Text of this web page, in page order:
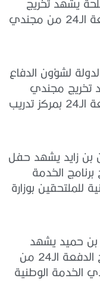
يشهد تخريج
الدفعة الـ24 من مجندي
لشؤون الدفاع
تخريج مجندي
الدفعة الـ24 بمركز تدريب
بن زايد يشهد حفل
برنامج الخدمة
للملتحقين بوزارة
بن حميد يشهد
تخريج الدفعة الـ24 من
الخدمة الوطنية